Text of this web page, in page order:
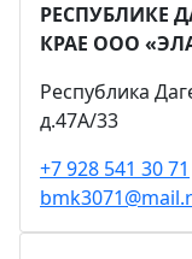
РЕСПУБЛИКЕ
КРАЕ ООО
Республика
д.47А/33
+7 928 541 30 71